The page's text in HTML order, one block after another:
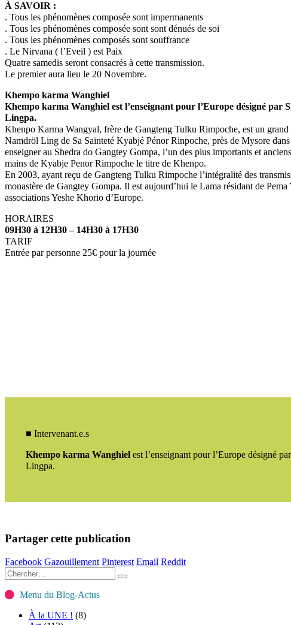
À SAVOIR :
. Tous les phénomènes composée sont impermanents
. Tous les phénomènes composée sont sont dénués de soi
. Tous les phénomènes composés sont souffrance
. Le Nirvana ( l’Eveil ) est Paix
Quatre samedis seront consacrés à cette transmission.
Le premier aura lieu le 20 Novembre.
Khempo karma Wanghiel
Khempo karma Wanghiel est l’enseignant pour l’Europe désigné
Lingpa.
Khenpo Karma Wangyal, frère de Gangteng Tulku Rimpoche, est un
Namdröl Ling de Sa Sainteté Kyabjé Pénor Rinpoche, près de Mysore
enseigner au Shedra do Gangtey Gompa, l’un des plus importants et
mains de Kyabje Penor Rimpoche le titre de Khenpo.
En 2003, ayant reçu de Gangteng Tulku Rimpoche l’intégralité des
monastère de Gangtey Gompa. Il est aujourd’hui le Lama résidant de
associations Yeshe Khorio d’Europe.
HORAIRES
09H30 à 12H30 – 14H30 à 17H30
TARIF
Entrée par personne 25€ pour la journée
■ Intervenant.e.s
Khempo karma Wanghiel est l’enseignant pour l’Europe désigné
Lingpa.
Partager cette publication
Facebook Gazouillement Pinterest Email Reddit
Menu du Blog-Actus
À la UNE ! (8)